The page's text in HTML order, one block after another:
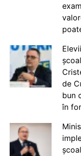
de
bun
în